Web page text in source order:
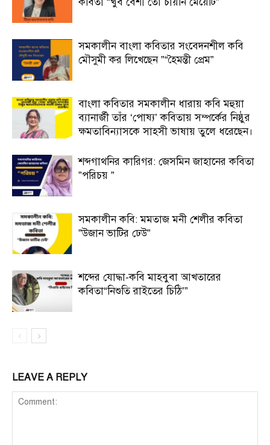
সমকালীন বাংলা কবিতার সংবেদনশীল কবি
মৌসুমী কর লিখেছেন ”“হৈমন্তী প্রেম”
বাংলা কবিতার সমকালীন ধারায় কবি মহুয়া
ব্যানার্জী তাঁর ‘পোষ্য’ কবিতায় সম্পর্কের নিষ্ঠুর
ক্ষমতাবিন্যাসকে সাহসী ভাষায় তুলে ধরেছেন।
শব্দগাথনির কারিগর: জেসমিন জাহানের কবিতা
”পরিচয় ”
সমকালীন কবি: মমতাজ মনী শেলীর কবিতা
”উজান ভাটির ঢেউ”
শব্দের যোদ্ধা-কবি মাহবুবা আখতারের
কবিতা“নিশুতি রাইতের চিঠি’”
LEAVE A REPLY